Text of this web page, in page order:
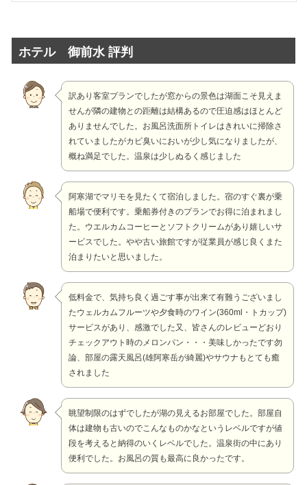
ホテル 御前水 評判
訳あり客室プランでしたが窓からの景色は湖面こそ見えま
せんが隣の建物との距離は結構あるので圧迫感はほとんど
ありませんでした。お風呂洗面所トイレはきれいに掃除さ
れていましたがカビ臭いにおいが少し気になりましたが、
概ね満足でした。温泉は少しぬるく感じました
阿寒湖でマリモを見たくて宿泊しました。宿のすぐ裏が乗
船場で便利です。乗船券付きのプランでお得に泊まれまし
た。ウエルカムコーヒーとソフトクリームがあり嬉しいサ
ービスでした。やや古い旅館ですが従業員が感じ良くまた
泊まりたいと思いました。
低料金で、気持ち良く過ごす事が出来て有難うございまし
たウェルカムフルーツや夕食時のワイン(360ml・トカップ)
サービスがあり、感激でした又、皆さんのレビューどおり
チェックアウト時のメロンパン・・・美味しかったです勿
論、部屋の露天風呂(雄阿寒岳が綺麗)やサウナもとても癒
されました
眺望制限のはずでしたが湖の見えるお部屋でした。部屋自
体は建物も古いのでこんなものかなというレベルですが値
段を考えると納得のいくレベルでした。温泉街の中にあり
便利でした。お風呂の質も最高に良かったです。